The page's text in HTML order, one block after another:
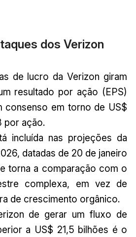
dos Verizon
de lucro da Verizon giram
resultado por ação (EPS)
consenso em torno de US$
por ação.
incluída nas projeções da
datadas de 20 de janeiro
torna a comparação com o
complexa, em vez de
de crescimento orgânico.
de gerar um fluxo de
a US$ 21,5 bilhões é o